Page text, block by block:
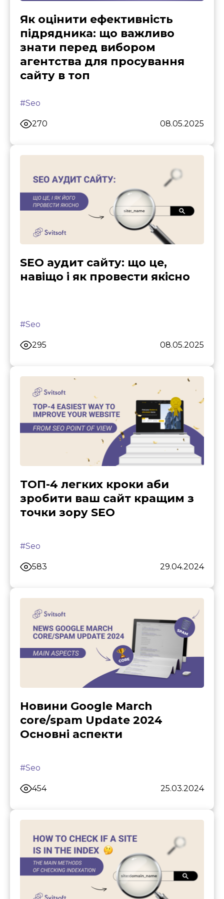
Як оцінити ефективність
підрядника: що важливо
знати перед вибором
агентства для просування
сайту в топ
#Seo
270 08.05.2025
SEO аудит сайту: що це,
навіщо і як провести якісно
#Seo
295 08.05.2025
ТОП-4 легких кроки аби
зробити ваш сайт кращим з
точки зору SEO
#Seo
583 29.04.2024
Новини Google March
core/spam Update 2024
Основні аспекти
#Seo
454 25.03.2024